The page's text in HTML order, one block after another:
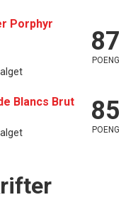
Porphyr
87
POENG
Blancs Brut 85
POENG